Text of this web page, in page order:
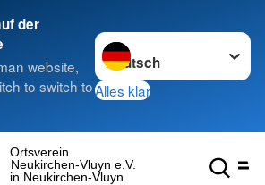
der
website,
to switch to
Sprache wechseln zu
Alles klar
in Neukirchen-Vluyn
Neukirchen-Vluyn e.V.
Ortsverein